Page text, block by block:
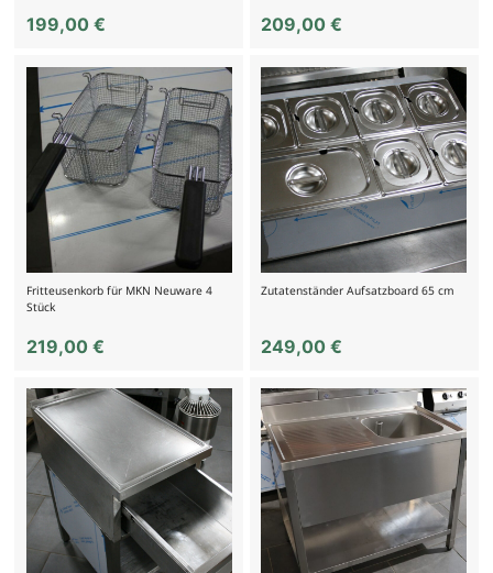
199,00 € 209,00€
Fritteusenkorb für MKN Neuware 4
Stück
219,00 €
Zutatenständer Aufsatzboard 65 cm
249,00€